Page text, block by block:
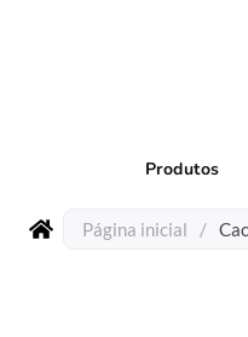
Produtos
Página inicial /